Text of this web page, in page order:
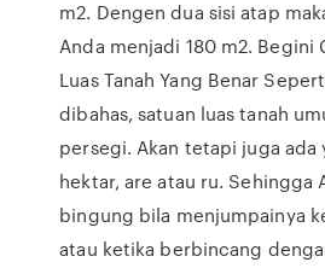
m2. Dengen dua sisi atap
Anda menjadi 180 m2. Begini
Luas Tanah Yang Benar
dibahas, satuan luas tanah
persegi. Akan tetapi juga ada
hektar, are atau ru. Sehingga
bingung bila menjumpainya
atau ketika berbincang